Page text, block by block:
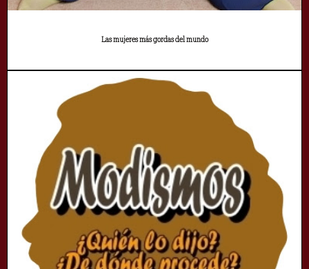
Las mujeres más gordas del mundo